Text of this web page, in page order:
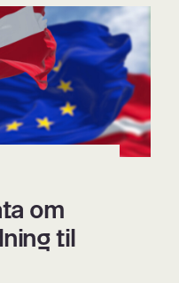
danskernes
om
til